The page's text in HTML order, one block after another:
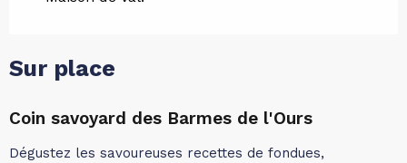
Sur place
Coin savoyard des Barmes de l'Ours
Dégustez les savoureuses recettes de fondues,